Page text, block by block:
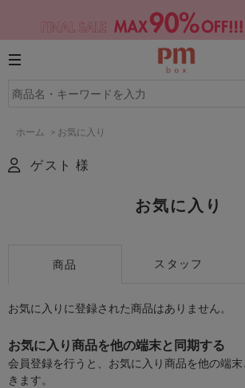
ホーム > お気に入り
ゲスト 様
お気に入り
商品 スタッフ
お気に入りに登録された商品はありません。
お気に入り商品を他の端末と同期する
会員登録を行うと、お気に入り商品を他の端
きます。